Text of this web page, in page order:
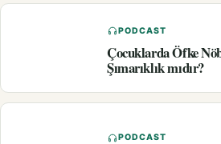
PODCAST
Çocuklarda Öfke
Şımarıklık mıdır?
PODCAST